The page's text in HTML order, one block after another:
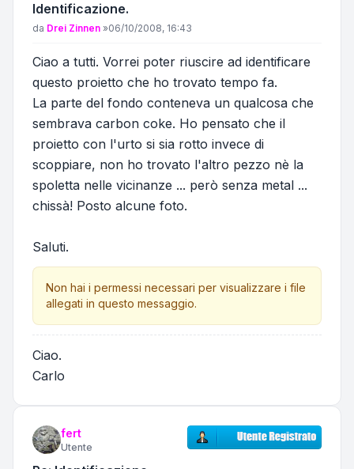
Identificazione.
Messaggio
da Drei Zinnen »06/10/2008, 16:43
Ciao a tutti. Vorrei poter riuscire ad identificare
questo proietto che ho trovato tempo fa.
La parte del fondo conteneva un qualcosa che
sembrava carbon coke. Ho pensato che il
proietto con l'urto si sia rotto invece di
scoppiare, non ho trovato l'altro pezzo nè la
spoletta nelle vicinanze ... però senza metal ...
chissà! Posto alcune foto.
Saluti.
Non hai i permessi necessari per visualizzare i file
allegati in questo messaggio.
Ciao.
Carlo
fert
Utente